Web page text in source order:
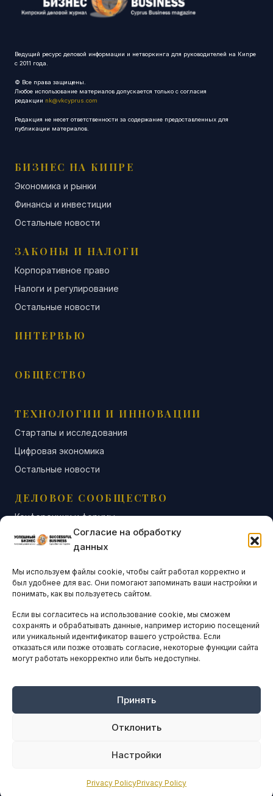
Согласие на обработку
данных
Мы используем файлы cookie, чтобы сайт работал корректно и
был удобнее для вас. Они помогают запоминать ваши настройки и
понимать, как вы пользуетесь сайтом.
Если вы согласитесь на использование cookie, мы сможем
сохранять и обрабатывать данные, например историю посещений
или уникальный идентификатор вашего устройства. Если
отказаться или позже отозвать согласие, некоторые функции сайта
могут работать некорректно или быть недоступны.
Принять
Отклонить
Настройки
Privacy PolicyPrivacy Policy
Ведущий ресурс деловой информации и нетворкинга для руководителей на Кипре
с 2011 года.
© Все права защищены.
Любое использование материалов допускается только с согласия
редакции nk@vkcyprus.com
Редакция не несет ответственности за содержание предоставленных для
публикации материалов.
БИЗНЕС НА КИПРЕ
Экономика и рынки
Финансы и инвестиции
Остальные новости
ЗАКОНЫ И НАЛОГИ
Корпоративное право
Налоги и регулирование
Остальные новости
ИНТЕРВЬЮ
ОБЩЕСТВО
ТЕХНОЛОГИИ И ИННОВАЦИИ
Стартапы и исследования
Цифровая экономика
Остальные новости
ДЕЛОВОЕ СООБЩЕСТВО
Конференции и форумы
Бизнес-клубы и ассоциации
Остальные новости
АНАЛИТИКА И СТАТИСТИКА
ARTICLES IN ENGLISH
НАВИГАЦИЯ
Оплата онлайн